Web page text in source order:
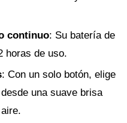
continuo: Su batería de
horas de uso.
: Con un solo botón, elige
una suave brisa